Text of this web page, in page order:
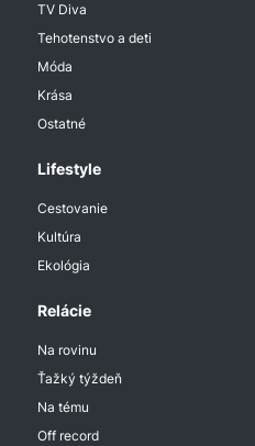
TV Diva
Tehotenstvo a deti
Móda
Krása
Ostatné
Lifestyle
Cestovanie
Kultúra
Ekológia
Relácie
Na rovinu
Ťažký týždeň
Na tému
Off record